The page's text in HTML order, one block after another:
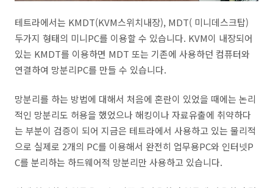
테트라에서는 KMDT(KVM스위치내장), MDT( 미니데스크탑)
두가지 형태의 미니PC를 이용할 수 있습니다. KVM이 내장되어
있는 KMDT를 이용하면 MDT 또는 기존에 사용하던 컴퓨터와
연결하여 망분리PC를 만들 수 있습니다.
망분리를 하는 방법에 대해서 처음에 혼란이 있었을 때에는 논리
적인 망분리도 허용을 했었으나 해킹이나 자료유출에 취약하다
는 부분이 검증이 되어 지금은 테트라에서 사용하고 있는 물리적
으로 실제로 2개의 PC를 이용해서 완전히 업무용PC와 인터넷P
C를 분리하는 하드웨어적 망분리만 사용하고 있습니다.